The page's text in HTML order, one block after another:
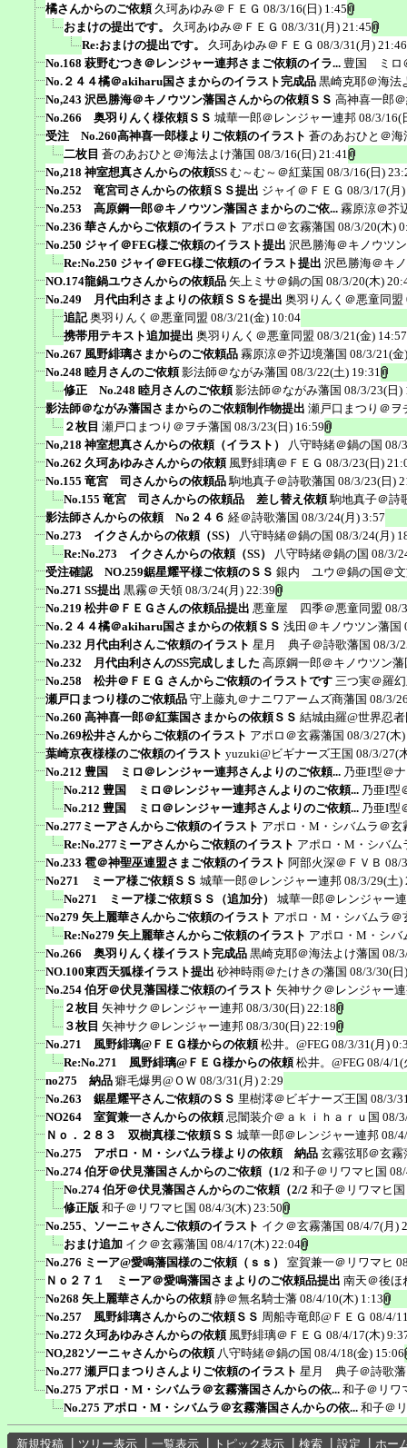
橘さんからのご依頼 久珂あゆみ＠ＦＥＧ 08/3/16(日) 1:45
おまけの提出です。
久珂あゆみ＠ＦＥＧ 08/3/31(月) 21:45
Re:おまけの提出です。
久珂あゆみ＠ＦＥＧ 08/3/31(月) 21:46
No.168 萩野むつき＠レンジャー連邦さまご依頼のイラ... 豊国 ミロ
No.２４４橘＠akiharu国さまからのイラスト完成品 黒崎克耶＠海法
No,243 沢邑勝海＠キノウツン藩国さんからの依頼ＳＳ 高神喜一郎
No.266 奥羽りんく様依頼ＳＳ 城華一郎＠レンジャー連邦 08/3/16(
受注 No.260高神喜一郎様よりご依頼のイラスト 蒼のあおひと＠海
二枚目 蒼のあおひと＠海法よけ藩国 08/3/16(日) 21:41
No,218 神室想真さんからの依頼SS む～む～＠紅葉国 08/3/16(日)
No.252 竜宮司さんからの依頼ＳＳ提出 ジャイ＠ＦＥＧ 08/3/17(月
No.253 高原鋼一郎＠キノウツン藩国さまからのご依... 霧原涼＠芥
No.236 華さんからご依頼のイラスト アポロ＠玄霧藩国 08/3/20(木)
No.250 ジャイ＠FEG様ご依頼のイラスト提出 沢邑勝海＠キノウツ
Re:No.250 ジャイ＠FEG様ご依頼のイラスト提出 沢邑勝海＠キ
NO.174龍鍋ユウさんからの依頼品 矢上ミサ＠鍋の国 08/3/20(木)
No.249 月代由利さまよりの依頼ＳＳを提出 奥羽りんく＠悪童同盟
追記 奥羽りんく＠悪童同盟 08/3/21(金) 10:04
携帯用テキスト追加提出 奥羽りんく＠悪童同盟 08/3/21(金) 14:57
No.267 風野緋璃さまからのご依頼品 霧原涼＠芥辺境藩国 08/3/21(金
No.248 睦月さんのご依頼 影法師＠ながみ藩国 08/3/22(土) 19:31
修正 No.248 睦月さんのご依頼 影法師＠ながみ藩国 08/3/23(日)
影法師＠ながみ藩国さまからのご依頼制作物提出 瀬戸口まつり＠ヲ
２枚目 瀬戸口まつり＠ヲチ藩国 08/3/23(日) 16:59
No,218 神室想真さんからの依頼（イラスト）
八守時緒＠鍋の国 08/
No.262 久珂あゆみさんからの依頼 風野緋璃＠ＦＥＧ 08/3/23(日)
No.155 竜宮 司さんからの依頼品 駒地真子＠詩歌藩国 08/3/23(日)
No.155 竜宮 司さんからの依頼品 差し替え依頼 駒地真子＠詩
影法師さんからの依頼 No２４６ 経＠詩歌藩国 08/3/24(月) 3:57
No.273 イクさんからの依頼（SS）
八守時緒＠鍋の国 08/3/24(月)
Re:No.273 イクさんからの依頼（SS）
八守時緒＠鍋の国 08/3/
受注確認 NO.259鋸星耀平様ご依頼のＳＳ 銀内 ユウ＠鍋の国＠
No.271 SS提出 黒霧＠天領 08/3/24(月) 22:39
No.219 松井＠ＦＥＧさんの依頼品提出 悪童屋 四季＠悪童同盟 08/
No.２４４橘＠akiharu国さまからの依頼ＳＳ 浅田＠キノウツン藩国
No.232 月代由利さんご依頼のイラスト 星月 典子＠詩歌藩国 08/3/
No.232 月代由利さんのSS完成しました 高原鋼一郎＠キノウツン藩
No.258 松井＠ＦＥＧ さんからご依頼のイラストです 三つ実＠羅
瀬戸口まつり様のご依頼品 守上藤丸＠ナニワアームズ商藩国 08/3/
No.260 高神喜一郎＠紅葉国さまからの依頼ＳＳ 結城由羅@世界忍
No.269松井さんからご依頼のイラスト アポロ＠玄霧藩国 08/3/27(木
葉崎京夜様様のご依頼のイラスト yuzuki@ビギナーズ王国 08/3/27(
No.212 豊国 ミロ＠レンジャー連邦さんよりのご依頼... 乃亜I型＠
No.212 豊国 ミロ＠レンジャー連邦さんよりのご依頼... 乃亜I型
No.212 豊国 ミロ＠レンジャー連邦さんよりのご依頼... 乃亜I型
No.277ミーアさんからご依頼のイラスト アポロ・M・シバムラ＠玄
Re:No.277ミーアさんからご依頼のイラスト アポロ・M・シバム
No.233 雹＠神聖巫連盟さまご依頼のイラスト 阿部火深＠ＦＶＢ 08/
No271 ミーア様ご依頼ＳＳ 城華一郎＠レンジャー連邦 08/3/29(土)
No271 ミーア様ご依頼ＳＳ（追加分）
城華一郎＠レンジャー
No279 矢上麗華さんからご依頼のイラスト アポロ・M・シバムラ＠
Re:No279 矢上麗華さんからご依頼のイラスト アポロ・M・シバ
No.266 奥羽りんく様イラスト完成品 黒崎克耶＠海法よけ藩国 08/
NO.100東西天狐様イラスト提出 砂神時雨＠たけきの藩国 08/3/30(日
No.254 伯牙＠伏見藩国様ご依頼のイラスト 矢神サク＠レンジャー
２枚目 矢神サク＠レンジャー連邦 08/3/30(日) 22:18
３枚目 矢神サク＠レンジャー連邦 08/3/30(日) 22:19
No.271 風野緋璃@ＦＥＧ様からの依頼 松井。@FEG 08/3/31(月)
Re:No.271 風野緋璃@ＦＥＧ様からの依頼 松井。@FEG 08/4/1(
no275 納品 癖毛爆男@ＯＷ 08/3/31(月) 2:29
No.263 鋸星耀平さんご依頼のＳＳ 里樹澪＠ビギナーズ王国 08/3/
NO264 室賀兼一さんからの依頼 忌闇装介＠ａｋｉｈａｒｕ国 08/
Ｎｏ．２８３ 双樹真様ご依頼ＳＳ 城華一郎＠レンジャー連邦 08/
No.275 アポロ・Ｍ・シバムラ様よりの依頼 納品 玄霧弦耶＠玄霧
No.274 伯牙＠伏見藩国さんからのご依頼（1/2 和子＠リワマヒ国
No.274 伯牙＠伏見藩国さんからのご依頼（2/2 和子＠リワマヒ国
修正版 和子＠リワマヒ国 08/4/3(木) 23:50
No.255、ソーニャさんご依頼のイラスト イク＠玄霧藩国 08/4/7(月)
おまけ追加 イク＠玄霧藩国 08/4/17(木) 22:04
No.276 ミーア@愛鳴藩国様のご依頼（ｓｓ）
室賀兼一＠リワマヒ
Ｎｏ２７１ ミーア＠愛鳴藩国さまよりのご依頼品提出 南天＠後ほ
No268 矢上麗華さんからの依頼 静＠無名騎士藩 08/4/10(木) 1:13
No.257 風野緋璃さんからのご依頼ＳＳ 周船寺竜郎@ＦＥＧ 08/4/
No.272 久珂あゆみさんからの依頼 風野緋璃＠ＦＥＧ 08/4/17(木)
NO,282ソーニャさんからの依頼 八守時緒＠鍋の国 08/4/18(金) 15:06
No.277 瀬戸口まつりさんよりご依頼のイラスト 星月 典子＠詩歌
No.275 アポロ・M・シバムラ＠玄霧藩国さんからの依... 和子＠リワ
No.275 アポロ・M・シバムラ＠玄霧藩国さんからの依... 和子＠
新規投稿 ツリー表示 一覧表示 トピック表示 検索 設定 ホー